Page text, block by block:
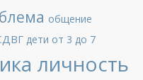
общение
дети от 3 до 7
личность